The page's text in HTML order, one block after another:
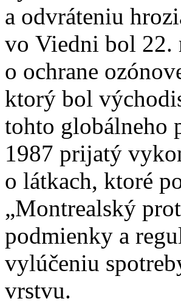
a odvráteniu
vo Viedni bol 22.
o ochrane
ktorý bol
tohto globálneho
1987 prijatý
o látkach, ktoré
„Montrealský
podmienky a
vylúčeniu
vrstvu.